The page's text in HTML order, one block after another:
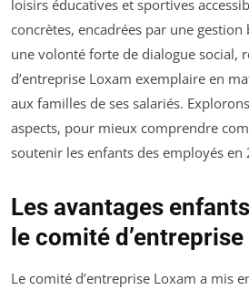
loisirs éducatives et sportives
concrètes, encadrées par une
une volonté forte de dialogue social,
d’entreprise Loxam exemplaire en
aux familles de ses salariés.
aspects, pour mieux comprendre
soutenir les enfants des employés en
Les avantages
le comité
Le comité d’entreprise Loxam a mis